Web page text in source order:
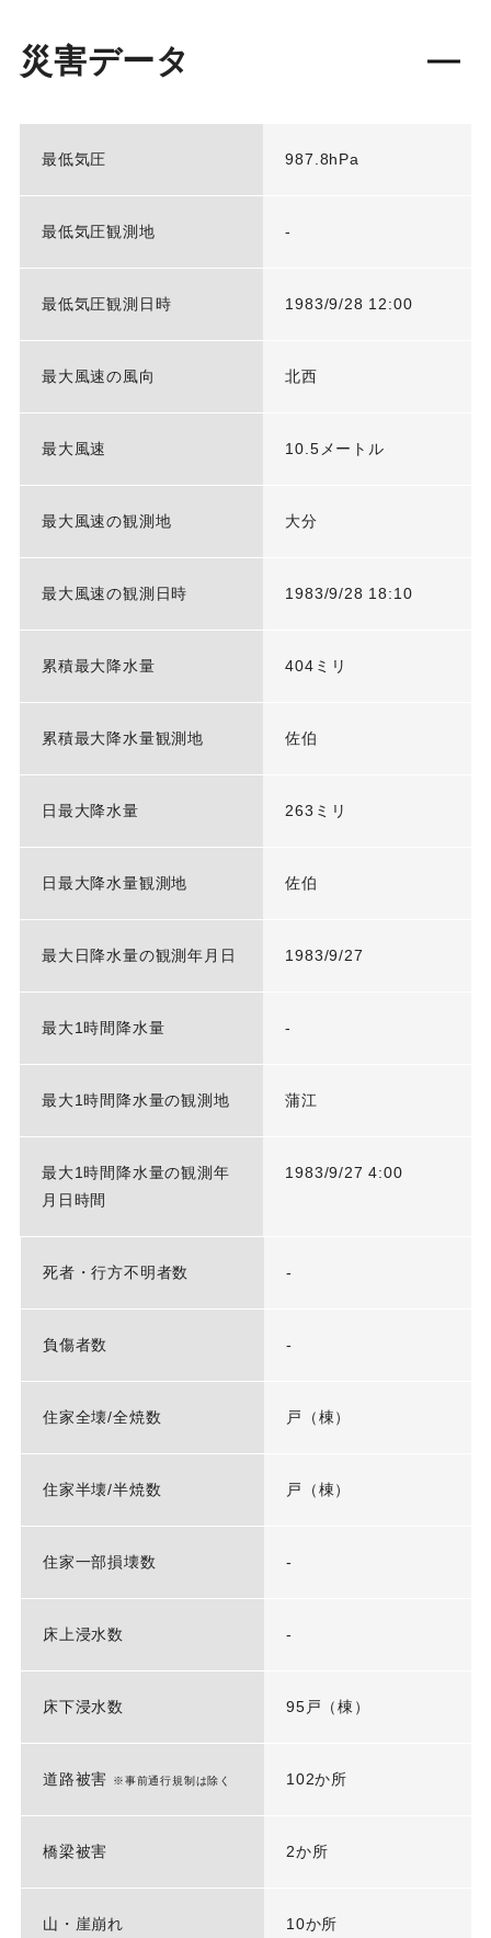
災害データ
最低気圧 987.8hPa
最低気圧観測地 -
最低気圧観測日時 1983/9/28 12:00
最大風速の風向 北西
最大風速 10.5メートル
最大風速の観測地 大分
最大風速の観測日時 1983/9/28 18:10
累積最大降水量 404ミリ
累積最大降水量観測地 佐伯
日最大降水量 263ミリ
日最大降水量観測地 佐伯
最大日降水量の観測年月日 1983/9/27
最大1時間降水量 -
最大1時間降水量の観測地 蒲江
最大1時間降水量の観測年
月日時間
1983/9/27 4:00
死者・行方不明者数 -
負傷者数 -
住家全壊/全焼数 戸（棟）
住家半壊/半焼数 戸（棟）
住家一部損壊数 -
床上浸水数 -
床下浸水数 95戸（棟）
道路被害 ※事前通行規制は除く 102か所
橋梁被害 2か所
山・崖崩れ 10か所